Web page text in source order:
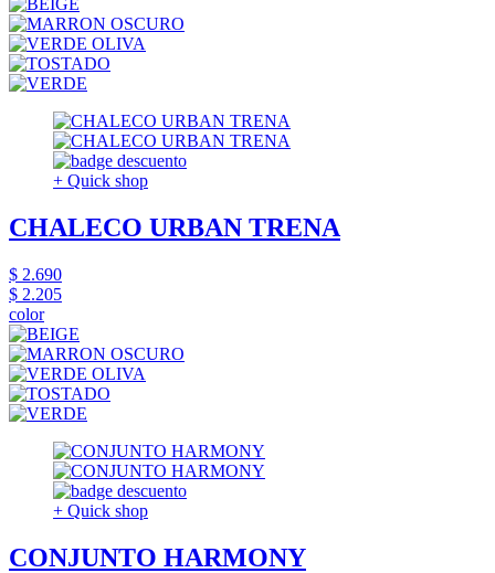
+ Quick shop
CHALECO URBAN TRENA
$ 2.690
$ 2.205
color
+ Quick shop
CONJUNTO HARMONY